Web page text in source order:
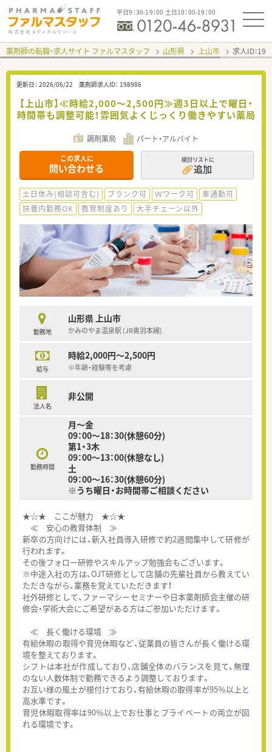
平日9：30-19：00 土日10：00-19：00
薬剤師の転職・求人サイト ファルマスタッフ 山形県 上山市 求人ID：
更新日： 2026/06/22 薬剤師求人ID： 198986
【上山市】≪時給2,000～2,500円≫週3日以上で曜日・
時間帯も調整可能！雰囲気よくじっくり働きやすい薬局
調剤薬局 パート・アルバイト
この求人に
問い合わせる
検討リストに
追加
土日休み(相談可含む) ブランク可 Ｗワーク可
車通勤可
扶養内勤務OK
教育制度あり 大手チェーン以外
勤務地
山形県 上山市
かみのやま温泉駅 (JR奥羽本線)
給与
時給2,000円～2,500円
※年齢・経験等を考慮
法人名
非公開
勤務時間
月～金
09：00～18：30(休憩60分)
第1・3木
09：00～13：00(休憩なし)
土
09：00～16：30(休憩60分)
※うち曜日・お時間帯ご相談ください
★☆★ ここが魅力 ★☆★
≪ 安心の教育体制 ≫
新卒の方向けには、新入社員導入研修で約2週間集中して研修が
行われます。
その後フォロー研修やスキルアップ勉強会もございます。
※中途入社の方は、OJT研修として店舗の先輩社員から教えてい
ただきながら、業務を覚えていただきます！
社外研修として、ファーマシーセミナーや日本薬剤師会主催の研
修会・学術大会にご希望がある方はご参加いただけます。
≪ 長く働ける環境 ≫
有給休暇の取得や育児休暇など、従業員の皆さんが長く働ける環
境を整えております。
シフトは本社が作成しており、店舗全体のバランスを見て、無理
のない人数体制で勤務できるよう調整しております。
お互い様の風土が根付けており、有給休暇の取得率が95％以上と
高水準です。
育児休暇取得率は90％以上でお仕事とプライベートの両立が図
れる環境です。